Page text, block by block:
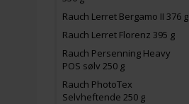
Rauch Lerret Bergamo II 376 g
Rauch Lerret Florenz 395 g
Rauch Persenning Heavy
POS sølv 250 g
Rauch PhotoTex
Selvheftende 250 g